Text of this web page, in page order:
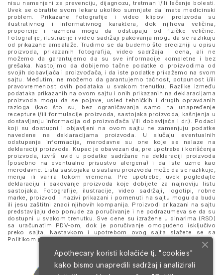
nisu namenjeni za prevenciju, dijagnozu, tretman i/ili lečenje bolesti.
Uvek se obratite svom lekaru ukoliko sumnjate da imate medicinski
problem. Prikazane fotografije i video klipovi proizvoda su
ilustrativnog i informativnog karaktera, dok njihova veličina,
proporcije i razmera mogu da odstupaju od fizičke veličine.
Fotografije, ilustracije i video sadržaji pakovanja mogu da se razlikuju
od prikazane ambalaže. Trudimo se da budemo što precizniji u opisu
proizvoda, prikazanih fotografija, video sadržaja i cena, ali ne
možemo da garantujemo da su sve informacije kompletne i bez
grešaka. Nastojimo da dobijemo tačne podatke o proizvodima od
svojih dobavljača i proizvođača, i da iste podatke prikažemo na svom
sajtu. Međutim, ne možemo da garantujemo tačnost, potpunost i/ili
pravovremenost ovih podataka u svakom trenutku. Razlike između
podataka prikazanih na ovom sajtu i onih prikazanih na deklaracijama
proizvoda mogu da se pojave, usled tehničkih i drugih opravdanih
razloga (kao što su, bez ograničavanja samo na unapređenje
recepture i/ili formulacije proizvoda, sastojaka proizvoda, kašnjenja u
dostavljanju informacija od proizvođača i/ili dobavljača i dr.). Podaci
koji su dostupni i objavljeni na ovom sajtu ne zamenjuju podatke
navedene na deklaracijama proizvoda. U slučaju eventualnih
odstupanja informacija, merodavne su one koje se nalaze na
deklaraciji proizvoda. Kupac je obavezan da, pre upotrebe i korišćenja
proizvoda, izvrši uvid u podatke sadržane na deklaraciji proizvoda
(posebno na eventualno prisustvo alergena) i da iste uzme kao
merodavne. Lista sastojaka u sastavu proizvoda može da se razlikuje,
menja ili varira tokom vremena. Pre upotrebe, uvek pogledajte
deklaraciju i pakovanje proizvoda koje dobijete za najnoviju listu
sastojaka. Fotografije, ilustracije, video sadržaji, logotipi, robne
marke, proizvodi i nazivi prikazani i pomenuti na sajtu mogu da budu
ili jesu zaštitni znaci njihovih kompanija. Proizvodi prikazani na sajtu
predstavljaju deo ponude za poručivanje i ne podrazumeva se da su
dostupni u svakom trenutku. Sve cene su izražene u dinarima (RSD)
sa uračunatim PDV-om, dok je poručivanje omogućeno isključivo
preko sajta. Nastavkom i upotrebom ovog sajta slažete se sa
Politikom privatnosti
Apothecary koristi kolačiće tj. "cookies"
kako bismo unapredili sadržaj i analizirali